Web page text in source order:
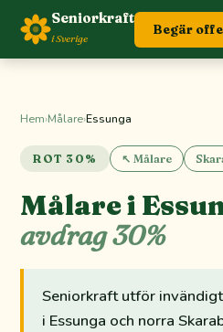
Seniorkraft
i Sverige
Begär
Hem›Målare›Essunga
ROT 30% ↖ Målare
Målare i
avdrag 30%
Seniorkraft utför
i Essunga och norra